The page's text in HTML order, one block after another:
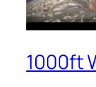
1000ft